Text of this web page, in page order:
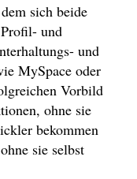
sich beide
und
und
MySpace oder
Vorbild
ohne sie
bekommen
sie selbst